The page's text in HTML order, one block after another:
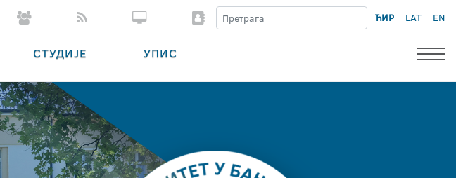
ЋИР LAT EN
СТУДИЈЕ УПИС